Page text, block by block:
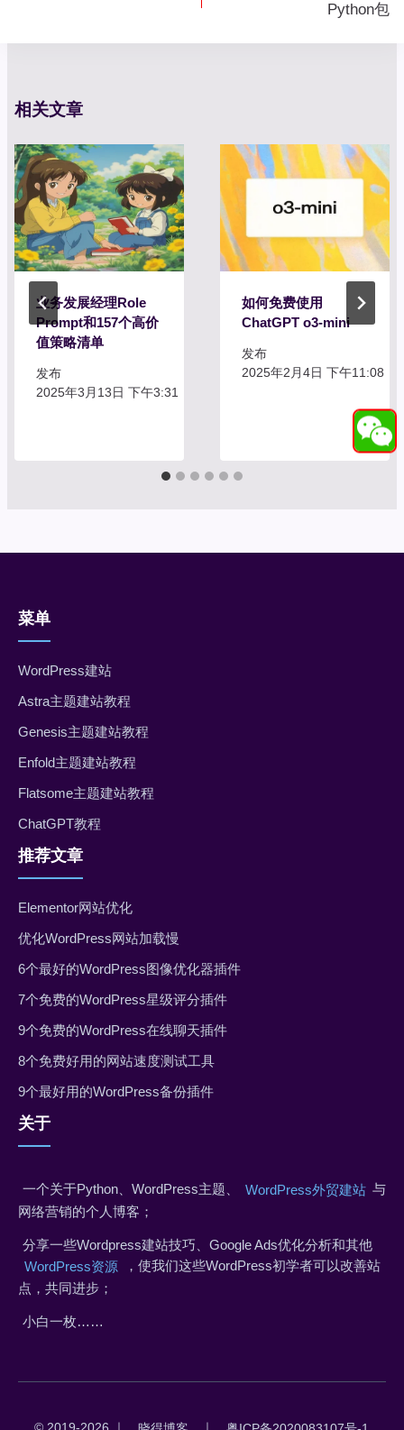
Python包
相关文章
业务发展经理Role
Prompt和157个高价
值策略清单
发布
2025年3月13日 下午3:31
如何免费使用
ChatGPT o3-mini
发布
2025年2月4日 下午11:08
菜单
WordPress建站
Astra主题建站教程
Genesis主题建站教程
Enfold主题建站教程
Flatsome主题建站教程
ChatGPT教程
推荐文章
Elementor网站优化
优化WordPress网站加载慢
6个最好的WordPress图像优化器插件
7个免费的WordPress星级评分插件
9个免费的WordPress在线聊天插件
8个免费好用的网站速度测试工具
9个最好用的WordPress备份插件
关于
一个关于Python、WordPress主题、 WordPress外贸建站 与
网络营销的个人博客；
分享一些Wordpress建站技巧、Google Ads优化分析和其他
WordPress资源
，使我们这些WordPress初学者可以改善站
点，共同进步；
小白一枚……